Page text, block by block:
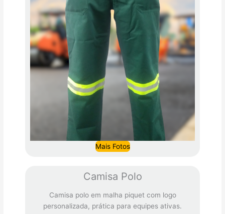
Mais Fotos
Camisa Polo
Camisa polo em malha piquet com logo
personalizada, prática para equipes ativas.